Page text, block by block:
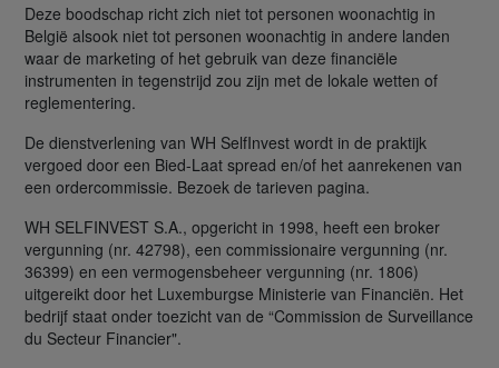
Deze boodschap richt zich niet tot personen woonachtig in
België alsook niet tot personen woonachtig in andere landen
waar de marketing of het gebruik van deze financiële
instrumenten in tegenstrijd zou zijn met de lokale wetten of
reglementering.
De dienstverlening van WH SelfInvest wordt in de praktijk
vergoed door een Bied-Laat spread en/of het aanrekenen van
een ordercommissie. Bezoek de tarieven pagina.
WH SELFINVEST S.A., opgericht in 1998, heeft een broker
vergunning (nr. 42798), een commissionaire vergunning (nr.
36399) en een vermogensbeheer vergunning (nr. 1806)
uitgereikt door het Luxemburgse Ministerie van Financiën. Het
bedrijf staat onder toezicht van de “Commission de Surveillance
du Secteur Financier".